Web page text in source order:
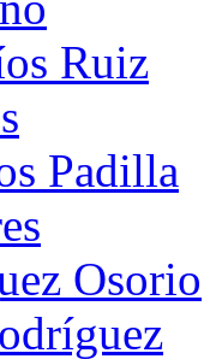
Ruiz
Padilla
Osorio